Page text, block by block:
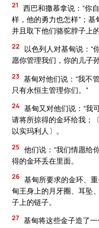
21
西巴和撒慕拿说：“你
样，他的勇力也怎样”；基
并且取下他们骆驼脖子上的
22
以色列人对基甸说：“
愿你管理我们，你的儿子
23 基甸对他们说：“我不
只有永恒主管理你们。”
24 基甸又对他们说：“我
请将所掠得的金环给我；
以实玛利人〕。
25 他们说：“我们情愿给
得的金环丢在里面。
26 基甸所要求的金环、
甸王身上的月牙圈、耳坠
子上的链子。
27 基甸将这些金子造了